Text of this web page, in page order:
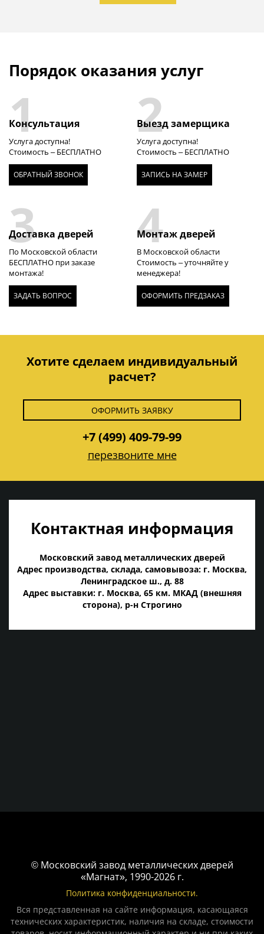
Порядок оказания услуг
1
Консультация
Услуга доступна!
Стоимость – БЕСПЛАТНО
ОБРАТНЫЙ ЗВОНОК
2
Выезд замерщика
Услуга доступна!
Стоимость – БЕСПЛАТНО
ЗАПИСЬ НА ЗАМЕР
3
Доставка дверей
По Московской области
БЕСПЛАТНО при заказе
монтажа!
ЗАДАТЬ ВОПРОС
4
Монтаж дверей
В Московской области
Стоимость – уточняйте у
менеджера!
ОФОРМИТЬ ПРЕДЗАКАЗ
Хотите сделаем индивидуальный
расчет?
ОФОРМИТЬ ЗАЯВКУ
+7 (499) 409-79-99
перезвоните мне
Контактная информация
Московский завод металлических дверей
Адрес производства, склада, самовывоза: г. Москва,
Ленинградское ш., д. 88
Адрес выставки: г. Москва, 65 км. МКАД (внешняя
сторона), р-н Строгино
© Московский завод металлических дверей
«Магнат», 1990-2026 г.
Политика конфиденциальности.
Вся представленная на сайте информация, касающаяся
технических характеристик, наличия на складе, стоимости